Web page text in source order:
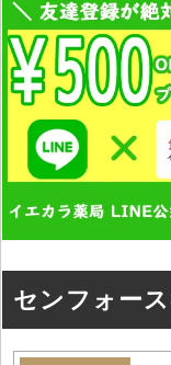
センフォー